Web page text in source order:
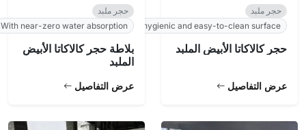
حجر ملبد
ensuring a hygienic and easy-to-clean surface.
حجر كالاكاتا الأبيض الملبد
عرض التفاصيل
حجر ملبد
With near-zero water absorption
بلاطة حجر كالاكاتا الأبيض
الملبد
عرض التفاصيل